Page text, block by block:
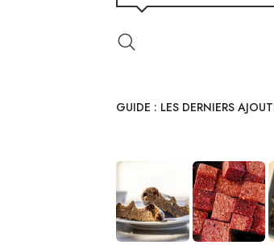
GUIDE : LES DERNIERS